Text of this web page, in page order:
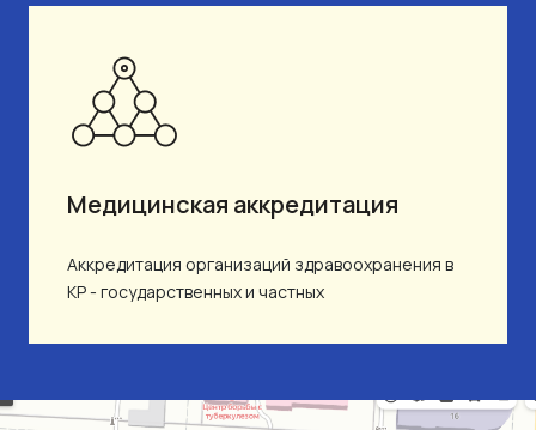
Медицинская аккредитация
Аккредитация организаций здравоохранения в
КР - государственных и частных